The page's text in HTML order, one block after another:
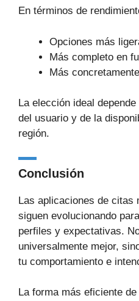
En términos de
Opciones más
Más completo en
Más
La elección ideal
del usuario y de la
región.
Conclusión
Las aplicaciones de citas
siguen evolucionando
perfiles y expectativas.
universalmente mejor,
tu comportamiento e
La forma más eficiente